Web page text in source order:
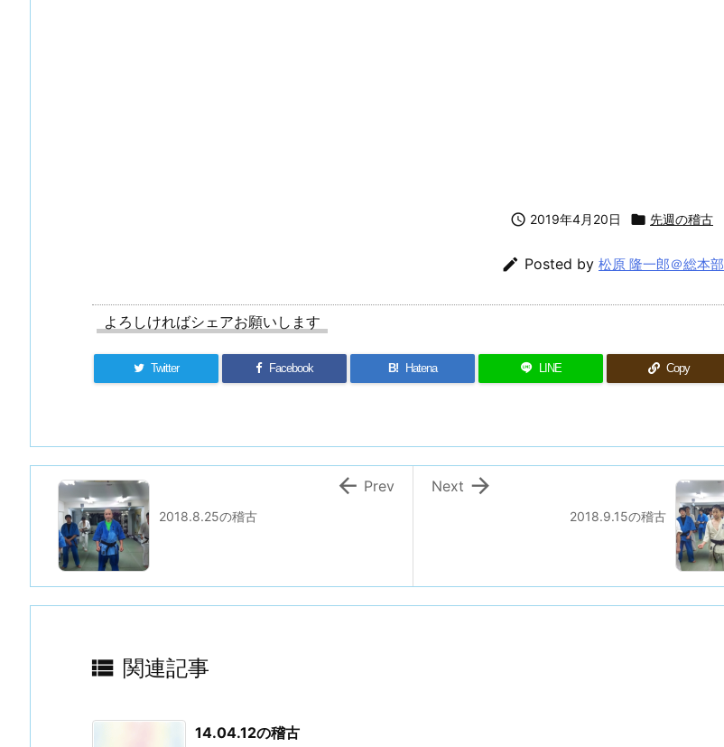
 2019年4月20日  先週の稽古
 Posted by 松原 隆一郎＠総本部
よろしければシェアお願いします
Twitter Facebook B! Hatena LINE Copy
2018.9.15の稽古

Next
2018.8.25の稽古
 Prev
 関連記事
14.04.12の稽古